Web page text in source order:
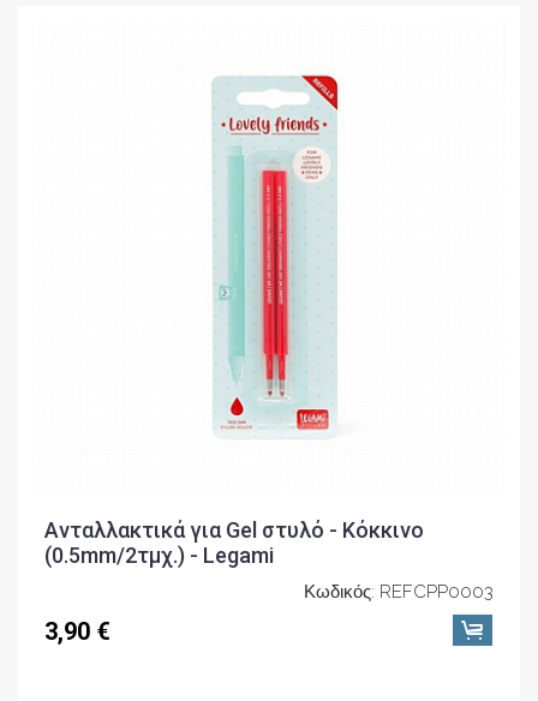
Ανταλλακτικά για Gel στυλό - Κόκκινο
(0.5mm/2τμχ.) - Legami
Κωδικός: REFCPP0003
3,90 €